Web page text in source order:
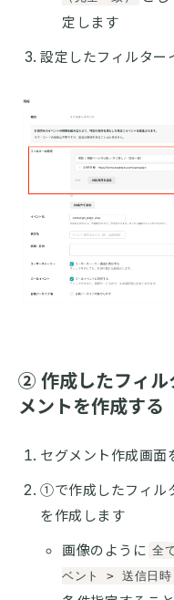
定します
設定したフィルター
② 作成したフィル
メントを作成する
セグメント作成画面
①で作成したフィル
を作成します
画像のように 全
ベント > 送信日